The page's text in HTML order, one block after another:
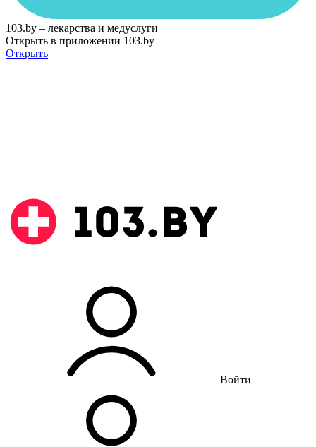
103.by – лекарства и медуслуги
Открыть в приложении 103.by
Открыть
Войти